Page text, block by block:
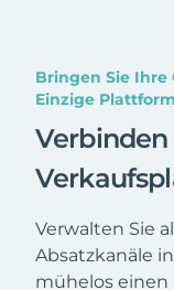
Bringen Sie
Einzige Plattform
Verbinden
Verwalten Sie
Absatzkanäle
mühelos